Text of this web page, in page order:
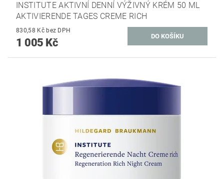
INSTITUTE AKTIVNÍ DENNÍ VÝŽIVNÝ KRÉM 50 ML
AKTIVIERENDE TAGES CREME RICH
830,58 Kč bez DPH
1 005 Kč